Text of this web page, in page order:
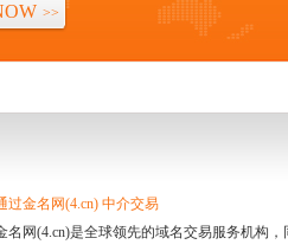
>>
过金名网(4.cn) 中介交易
名网(4.cn)是全球领先的域名交易服务机构